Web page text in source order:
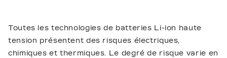
Toutes les technologies de batteries Li-ion haute
tension présentent des risques électriques,
chimiques et thermiques. Le degré de risque varie en